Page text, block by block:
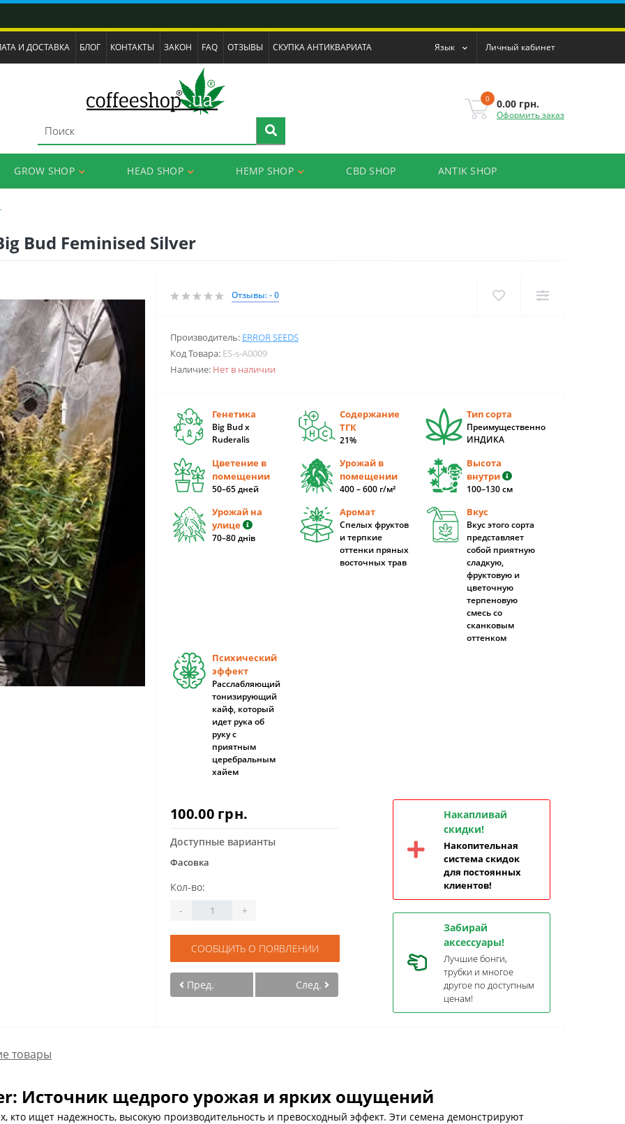
И ДОСТАВКА БЛОГ КОНТАКТЫ ЗАКОН FAQ ОТЗЫВЫ СКУПКА АНТИКВАРИАТА Язык Личный кабинет
0 0.00 грн.
Оформить заказ
GROW SHOP HEAD SHOP HEMP SHOP CBD SHOP ANTIK SHOP
Bud Feminised Silver
Отзывы: - 0
Производитель: ERROR SEEDS
Код Товара: ES-s-A0009
Наличие: Нет в наличии
Генетика
Big Bud x
Ruderalis
Содержание
ТГК
21%
Тип сорта
Преимущественно
ИНДИКА
Цветение в
помещении
50–65 дней
Урожай в
помещении
400 – 600 г/м²
Высота
внутри
100–130 см
Урожай на
улице
70–80 днів
Аромат
Cпелых фруктов
и терпкие
оттенки пряных
восточных трав
Вкус
Вкус этого сорта
представляет
собой приятную
сладкую,
фруктовую и
цветочную
терпеновую
смесь со
сканковым
оттенком
Психический
эффект
Расслабляющий
тонизирующий
кайф, который
идет рука об
руку с
приятным
церебральным
хайем
100.00 грн.
Доступные варианты
Фасовка
Кол-во:
- +
СООБЩИТЬ О ПОЯВЛЕНИИ
Пред. След.
Накапливай
скидки!
Накопительная
система скидок
для постоянных
клиентов!
Забирай
аксессуары!
Лучшие бонги,
трубки и многое
другое по доступным
ценам!
товары
Источник щедрого урожая и ярких ощущений
кто ищет надежность, высокую производительность и превосходный эффект. Эти семена демонстрируют